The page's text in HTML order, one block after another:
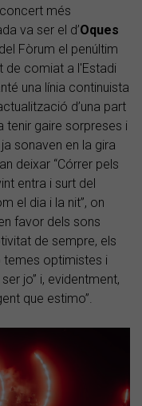
més
va ser el d’Oques
Fòrum el penúltim
de comiat a l'Estadi
una línia continuista
d’una part
tenir gaire sorpreses i
sonaven en la gira
deixar “Córrer pels
entra i surt del
el dia i la nit”, on
favor dels sons
de sempre, els
temes optimistes i
jo” i, evidentment,
que estimo”.